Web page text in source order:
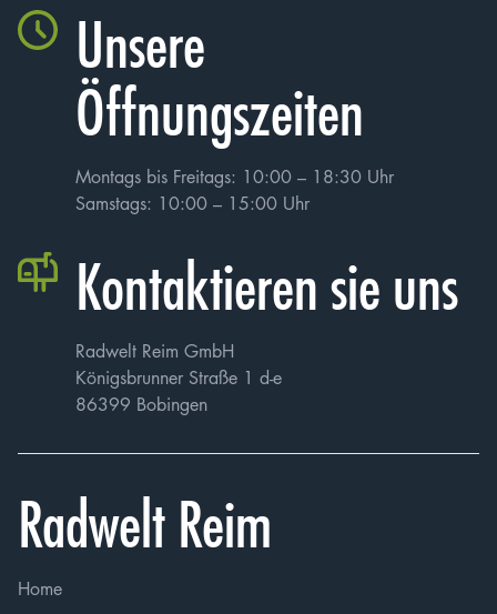
Unsere
Öffnungszeiten
Montags bis Freitags: 10:00 – 18:30 Uhr
Samstags: 10:00 – 15:00 Uhr
Kontaktieren sie uns
Radwelt Reim GmbH
Königsbrunner Straße 1 d-e
86399 Bobingen
Radwelt Reim
Home
Jetzt Bewerben
Vorname*
Email *
wahrheitsgemäß und vollständig sind. Ich stimme zu,
dass meine personenbezogenen Daten im Rahmen des
Bewerbungsverfahrens gemäß der